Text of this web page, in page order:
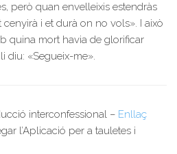
però quan envelleixis estendràs
i et durà on no vols». I això
quina mort havia de glorificar
diu: «Segueix-me».
interconfessional – Enllaç
l’Aplicació per a tauletes i